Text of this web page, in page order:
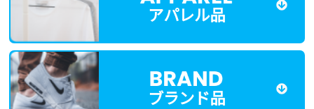
アパレル品
ブランド品